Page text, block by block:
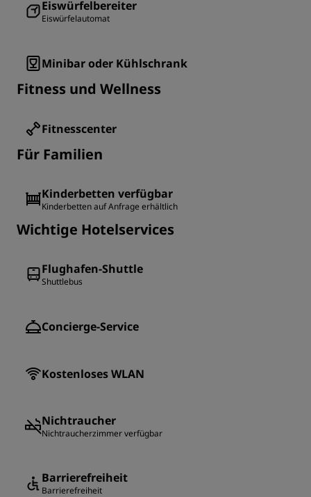
Eiswürfelbereiter
Eiswürfelautomat
Minibar oder Kühlschrank
Fitness und Wellness
Fitnesscenter
Für Familien
Kinderbetten verfügbar
Kinderbetten auf Anfrage erhältlich
Wichtige Hotelservices
Flughafen-Shuttle
Shuttlebus
Concierge-Service
Kostenloses WLAN
Nichtraucher
Nichtraucherzimmer verfügbar
Barrierefreiheit
Barrierefreiheit